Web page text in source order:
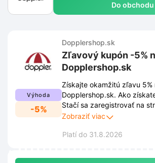
Do obchodu
Výhoda
-5%
Dopplershop.sk
Zľavový kupón -5%
Dopplershop.sk
Získajte okamžitú zľavu 5%
Dopplershop.sk. Ako
Stačí sa zaregistrovať na
Dopplershop.sk. Po
zadanú e-mailovú adresu.
Zobraziť viac
Platí do 31.8.2026